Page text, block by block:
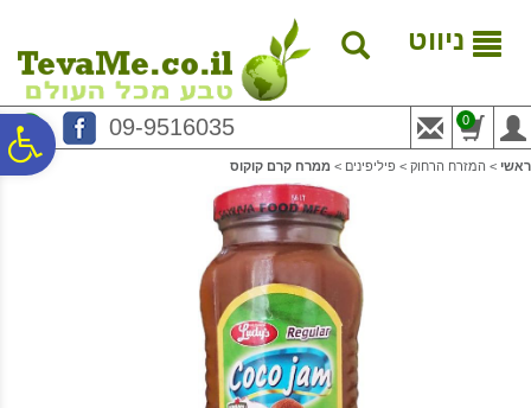
נגישות
המרכזי
ניווט
09-9516035 0
ראשי > המזרח הרחוק > פיליפינים > ממרח קרם קוקוס